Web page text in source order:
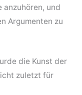
anzuhören, und
Argumenten zu
die Kunst der
zuletzt für